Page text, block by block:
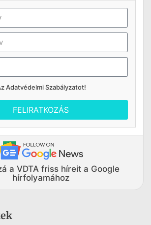
Adatvédelmi Szabályzatot!
FELIRATKOZÁS
a VDTA friss híreit a Google
hírfolyamához